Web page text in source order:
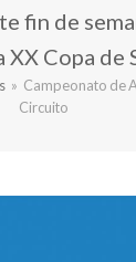
fin de
Copa de
» Campeonato de
Circuito